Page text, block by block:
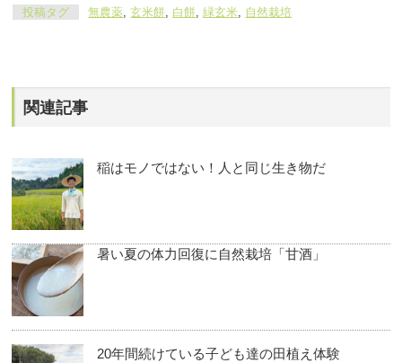
投稿タグ 無農薬,玄米餅, 白餅,緑玄米, 自然栽培
関連記事
稲はモノではない！人と同じ生き物だ
暑い夏の体力回復に自然栽培「甘酒」
20年間続けている子ども達の田植え体験